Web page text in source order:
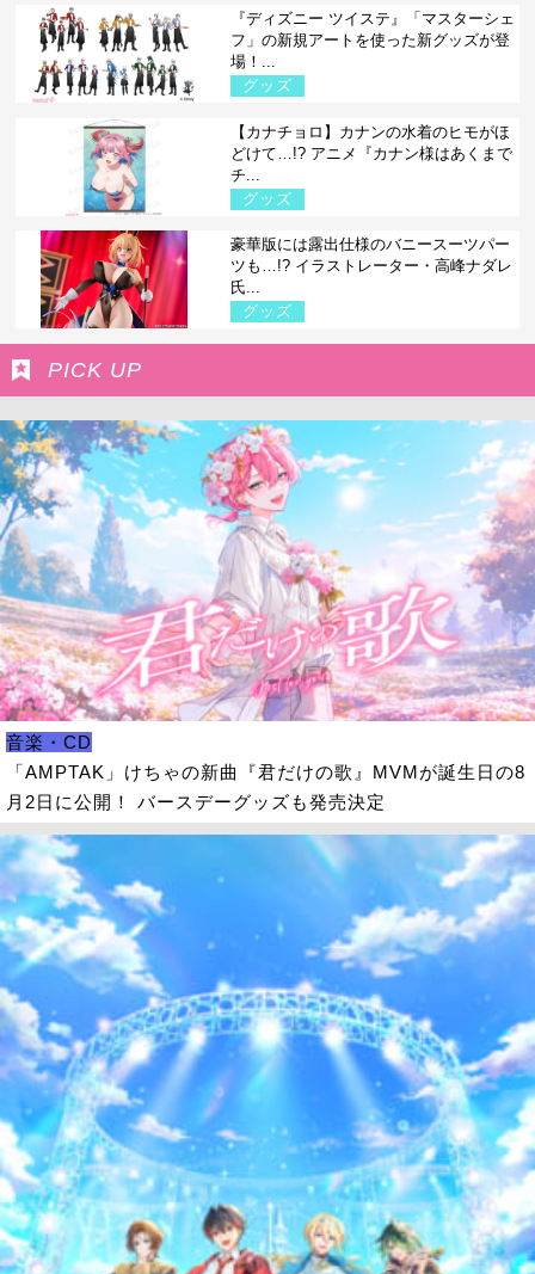
『ディズニー ツイステ』「マスターシェ
フ」の新規アートを使った新グッズが登
場！...
グッズ
【カナチョロ】カナンの水着のヒモがほ
どけて…!? アニメ『カナン様はあくまで
チ...
グッズ
豪華版には露出仕様のバニースーツパー
ツも…!? イラストレーター・高峰ナダレ
氏...
グッズ
PICK UP
音楽・CD
「AMPTAK」けちゃの新曲『君だけの歌』MVMが誕生日の8
月2日に公開！ バースデーグッズも発売決定